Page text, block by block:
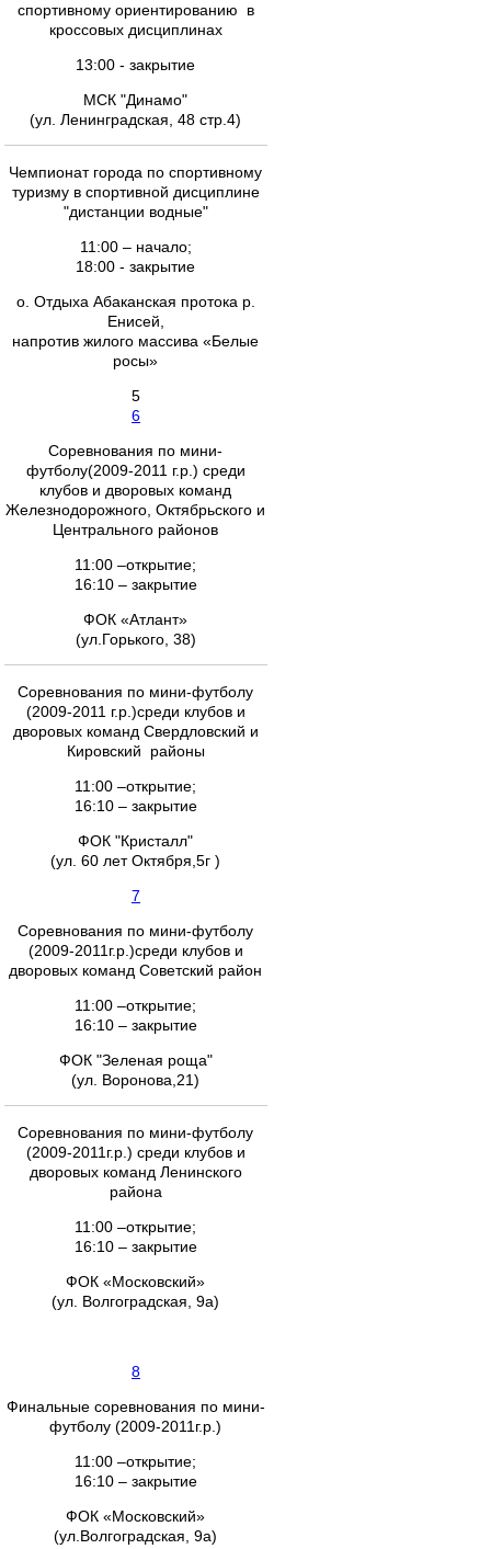
спортивному ориентированию в
кроссовых дисциплинах
13:00 - закрытие
МСК "Динамо"
(ул. Ленинградская, 48 стр.4)
Чемпионат города по спортивному
туризму в спортивной дисциплине
"дистанции водные"
11:00 – начало;
18:00 - закрытие
о. Отдыха Абаканская протока р.
Енисей,
напротив жилого массива «Белые
росы»
5
6
Соревнования по мини-
футболу(2009-2011 г.р.) среди
клубов и дворовых команд
Железнодорожного, Октябрьского и
Центрального районов
11:00 –открытие;
16:10 – закрытие
ФОК «Атлант»
(ул.Горького, 38)
Соревнования по мини-футболу
(2009-2011 г.р.)среди клубов и
дворовых команд Свердловский и
Кировский районы
11:00 –открытие;
16:10 – закрытие
ФОК "Кристалл"
(ул. 60 лет Октября,5г )
7
Соревнования по мини-футболу
(2009-2011г.р.)среди клубов и
дворовых команд Советский район
11:00 –открытие;
16:10 – закрытие
ФОК "Зеленая роща"
(ул. Воронова,21)
Соревнования по мини-футболу
(2009-2011г.р.) среди клубов и
дворовых команд Ленинского
района
11:00 –открытие;
16:10 – закрытие
ФОК «Московский»
(ул. Волгоградская, 9а)
8
Финальные соревнования по мини-
футболу (2009-2011г.р.)
11:00 –открытие;
16:10 – закрытие
ФОК «Московский»
(ул.Волгоградская, 9а)